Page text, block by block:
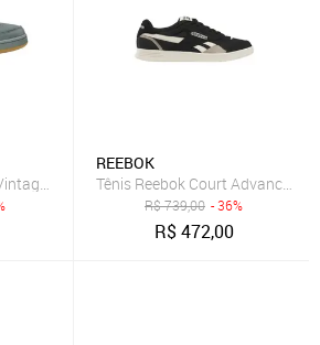
40TH Anniversary Fog/Fog/Brown
REEBOK
Tênis Reebok Court Advance
R$739,00 - 36%
R$472,00